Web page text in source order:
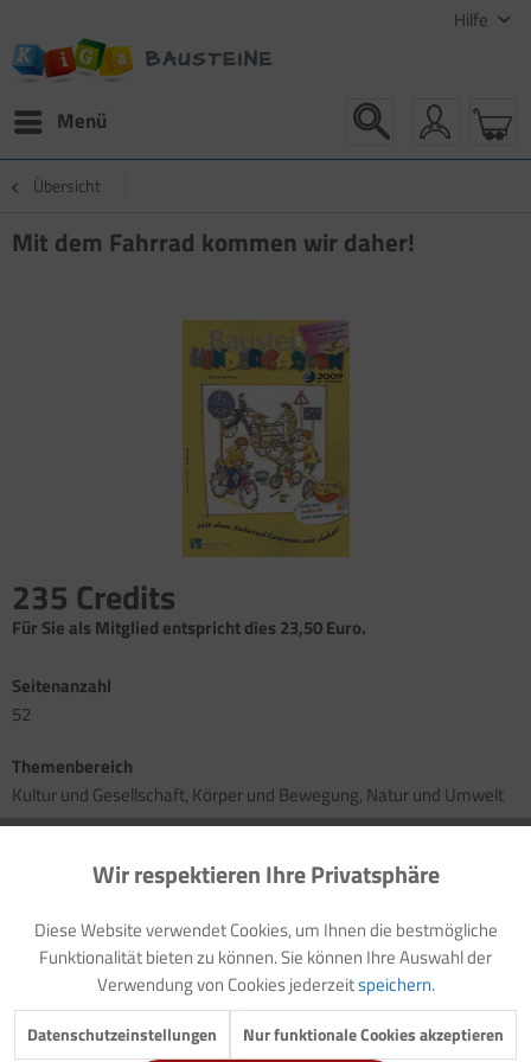
Hilfe
Menü
Übersicht
Mit dem Fahrrad kommen wir daher!
235 Credits
Für Sie als Mitglied entspricht dies 23,50 Euro.
Seitenanzahl
52
Themenbereich
Kultur und Gesellschaft, Körper und Bewegung, Natur und Umwelt
Themen dieser Online-Ausgabe
Projektideen und Arbeitsmaterial im Kindergarten zum Thema
"Fahrrad"/Fahrzeuge"
Auch für die Verkehrserziehung geeignet
Und viele weitere Angebote...
Funktionale Aktiv
Marketing Inaktiv
Tracking Inaktiv
Wir respektieren Ihre Privatsphäre
Diese Website verwendet Cookies, um Ihnen die bestmögliche
Funktionalität bieten zu können. Sie können Ihre Auswahl der
Verwendung von Cookies jederzeitspeichern.
Datenschutzeinstellungen Nur funktionale Cookies akzeptieren